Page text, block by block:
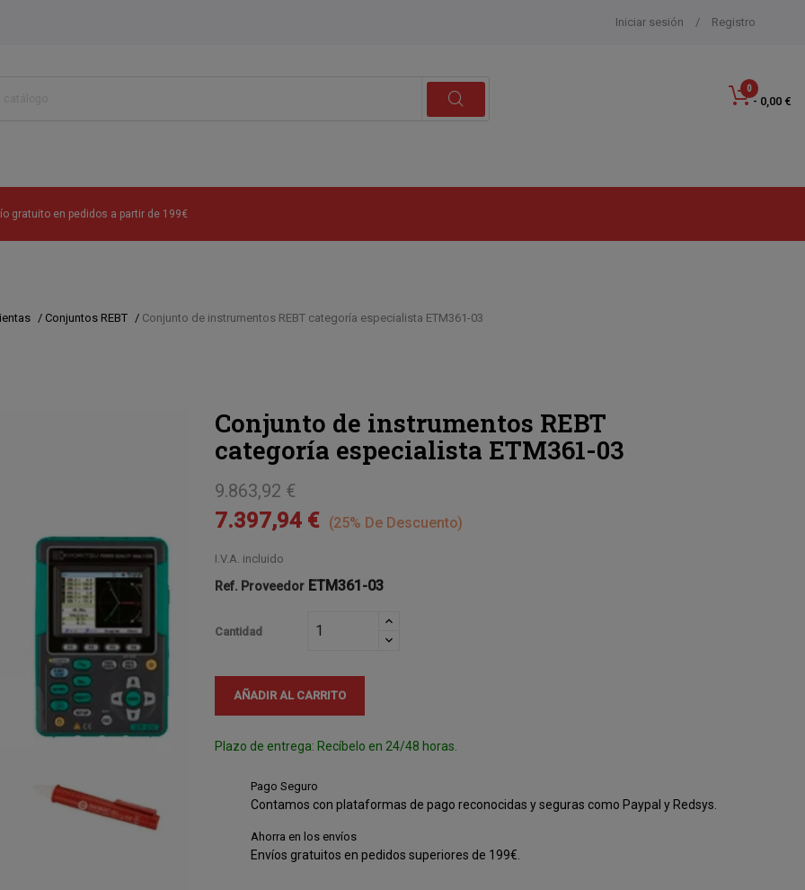
Iniciar sesión / Registro
0
- 0,00 €
gratuito en pedidos a partir de 199€
/ Conjuntos REBT / Conjunto de instrumentos REBT categoría especialista ETM361-03
Conjunto de instrumentos REBT
categoría especialista ETM361-03
9.863,92 €
7.397,94 € 25% De Descuento
I.V.A. incluido
Ref. Proveedor ETM361-03
Cantidad
AÑADIR AL CARRITO
Plazo de entrega: Recíbelo en 24/48 horas.
Pago Seguro
Contamos con plataformas de pago reconocidas y seguras como Paypal y Redsys.
Ahorra en los envíos
Envíos gratuitos en pedidos superiores de 199€.